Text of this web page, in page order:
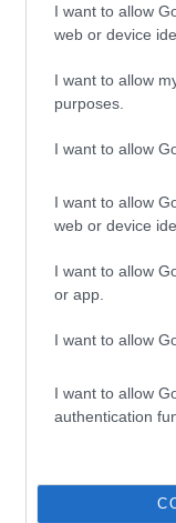
I want to allow
web or device
I want to allow
purposes.
I want to allow
I want to allow
web or device
I want to allow
or app.
I want to allow
I want to allow
authentication